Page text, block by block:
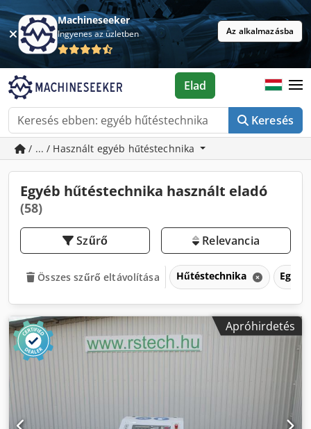
Machineseeker
Ingyenes az üzletben Az alkalmazásba
Keresés
Elad
/ ... / Használt egyéb hűtéstechnika
Egyéb hűtéstechnika használt eladó
(58)
Szűrő Relevancia
Összes szűrő eltávolítása Hűtéstechnika
Apróhirdetés